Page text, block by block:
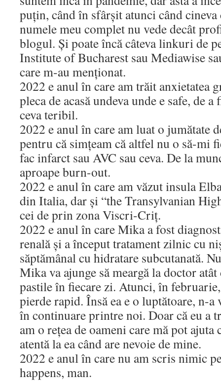
puțin, când în sfârșit atunci când cineva
numele meu complet nu vede decât
blogul. Și poate încă câteva linkuri de
Institute of Bucharest sau Mediawise
care m-au menționat.
2022 e anul în care am trăit anxietatea
pleca de acasă undeva unde e safe, de
ceva teribil.
2022 e anul în care am luat o jumătate
pentru că simțeam că altfel nu o să-mi
fac infarct sau AVC sau ceva. De la
aproape burn-out.
2022 e anul în care am văzut insula
din Italia, dar și “the Transylvanian
cei de prin zona Viscri-Criț.
2022 e anul în care Mika a fost
renală și a început tratament zilnic cu
săptămânal cu hidratare subcutanată.
Mika va ajunge să meargă la doctor
pastile în fiecare zi. Atunci, în
pierde rapid. Însă ea e o luptătoare, n-a
în continuare printre noi. Doar că eu a
am o rețea de oameni care mă pot ajuta
atentă la ea când are nevoie de mine.
2022 e anul în care nu am scris nimic
happens, man.